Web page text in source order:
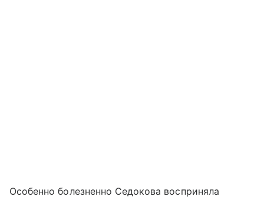
Особенно болезненно Седокова восприняла